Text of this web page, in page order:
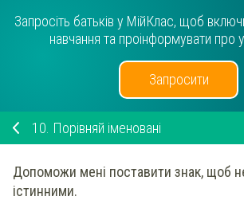
Запросіть батьків у МійКлас, щоб
навчання та проінформувати про
Запросити
10. Порівняй іменовані
Допоможи мені поставити знак, щоб
істинними.